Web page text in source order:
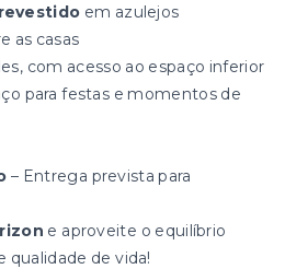
em azulejos
as casas
com acesso ao espaço inferior
para festas e momentos de
– Entrega prevista para
e aproveite o equilíbrio
de vida!